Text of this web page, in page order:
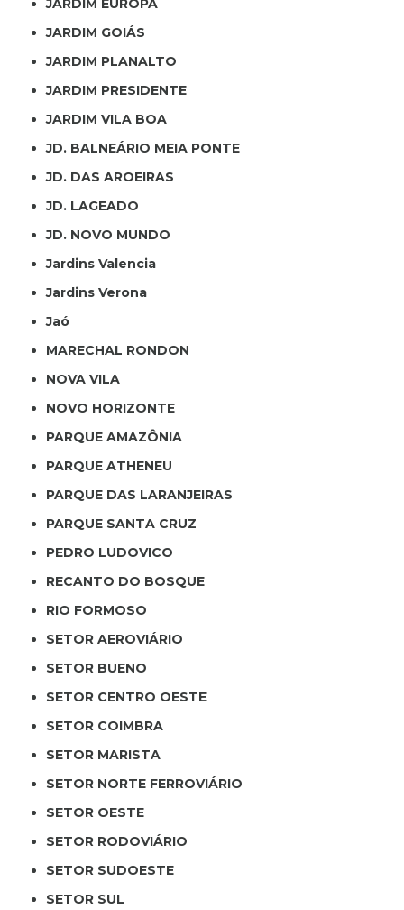
JARDIM GOIÁS
JARDIM PLANALTO
JARDIM PRESIDENTE
JARDIM VILA BOA
JD. BALNEÁRIO MEIA PONTE
JD. DAS AROEIRAS
JD. LAGEADO
JD. NOVO MUNDO
Jardins Valencia
Jardins Verona
Jaó
MARECHAL RONDON
NOVA VILA
NOVO HORIZONTE
PARQUE AMAZÔNIA
PARQUE ATHENEU
PARQUE DAS LARANJEIRAS
PARQUE SANTA CRUZ
PEDRO LUDOVICO
RECANTO DO BOSQUE
RIO FORMOSO
SETOR AEROVIÁRIO
SETOR BUENO
SETOR CENTRO OESTE
SETOR COIMBRA
SETOR MARISTA
SETOR NORTE FERROVIÁRIO
SETOR OESTE
SETOR RODOVIÁRIO
SETOR SUDOESTE
SETOR SUL